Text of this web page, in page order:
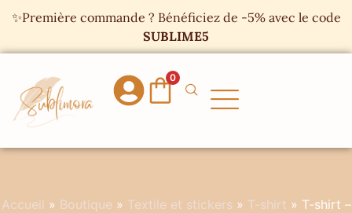
✨Première commande ? Bénéficiez de -5% avec le code
SUBLIME5
0
Accueil » Boutique » Textile et stickers » T-shirt » T-shirt –
Panneau de gestion des cookies